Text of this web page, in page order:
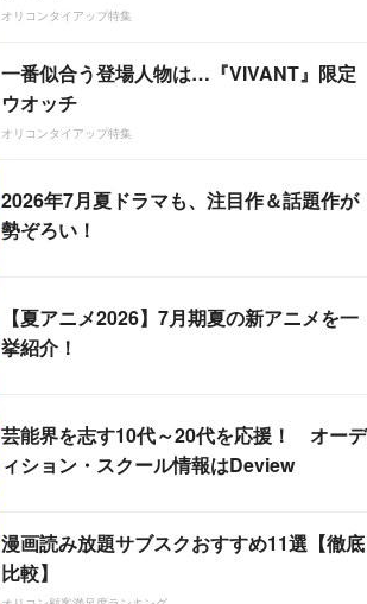
オリコンタイアップ特集
一番似合う登場人物は…『VIVANT』限定
ウオッチ
オリコンタイアップ特集
2026年7月夏ドラマも、注目作＆話題作が
勢ぞろい！
【夏アニメ2026】7月期夏の新アニメを一
挙紹介！
芸能界を志す10代～20代を応援！ オーデ
ィション・スクール情報はDeview
漫画読み放題サブスクおすすめ11選【徹底
比較】